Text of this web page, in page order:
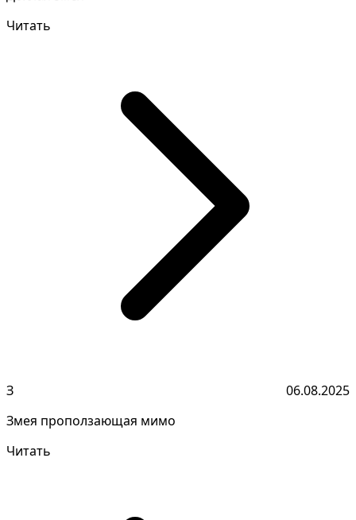
Читать
З
06.08.2025
Змея проползающая мимо
Читать